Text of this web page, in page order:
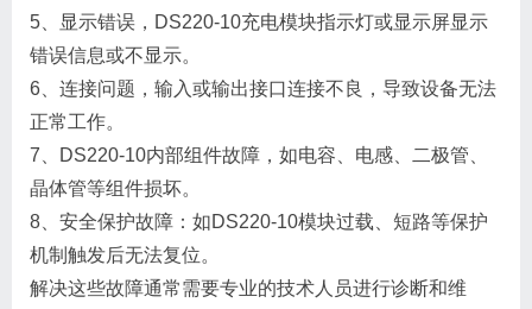
5、显示错误，DS220-10充电模块指示灯或显示屏显示
错误信息或不显示。
6、连接问题，输入或输出接口连接不良，导致设备无法
正常工作。
7、DS220-10内部组件故障，如电容、电感、二极管、
晶体管等组件损坏。
8、安全保护故障：如DS220-10模块过载、短路等保护
机制触发后无法复位。
解决这些故障通常需要专业的技术人员进行诊断和维